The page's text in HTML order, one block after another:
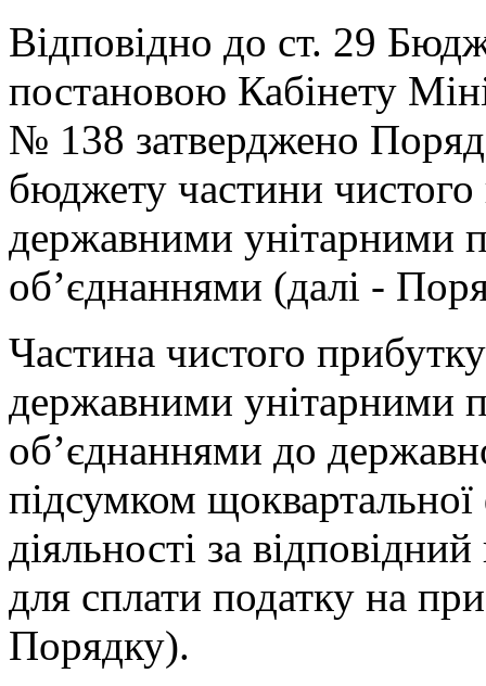
Відповідно до ст. 29
постановою Кабінету
№ 138 затверджено
бюджету частини
державними унітарними
об’єднаннями (далі -
Частина чистого
державними унітарними
об’єднаннями до
підсумком щоквартальної
діяльності за
для сплати податку на
Порядку).